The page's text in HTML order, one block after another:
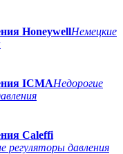
HoneywellНемецкие
ICMAНедорогие
Caleffi
регуляторы давления